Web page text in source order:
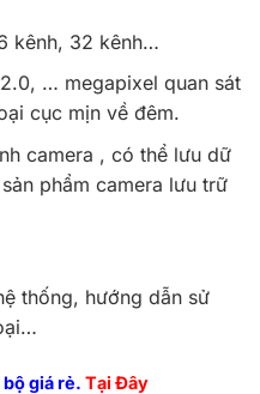
kênh, 32 kênh…
… megapixel quan sát
cục mịn về đêm.
camera , có thể lưu dữ
phẩm camera lưu trữ
thống, hướng dẫn sử
bộ giá rẻ. Tại Đây